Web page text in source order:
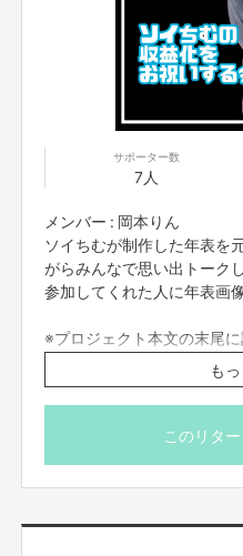
サポーター数
7人
メンバー : 岡本りん
ソイちむが制作した年表を
がらみんなで思い出トーク
参加してくれた人に年表画
※プロジェクト本文の末尾
ってのご注意事項】を必ず
も
このリタ